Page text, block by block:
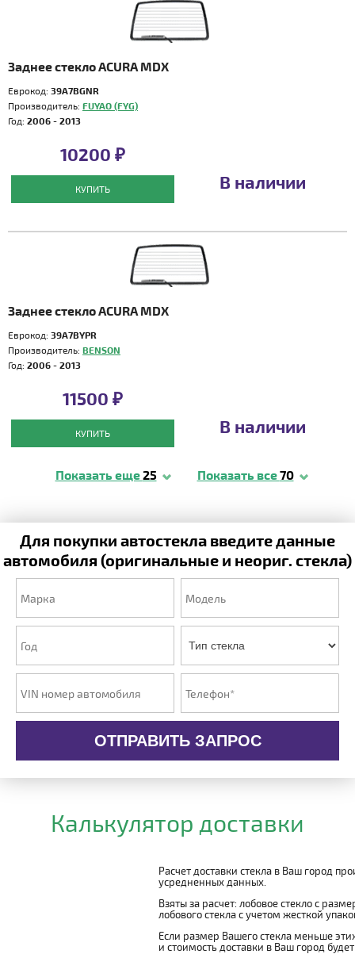
Заднее стекло ACURA MDX
Еврокод: 39A7BGNR
Производитель: FUYAO (FYG)
Год: 2006 - 2013
10200 ₽
КУПИТЬ В наличии
Заднее стекло ACURA MDX
Еврокод: 39A7BYPR
Производитель: BENSON
Год: 2006 - 2013
11500 ₽
КУПИТЬ В наличии
Показать еще25 Показать все70
Для покупки автостекла введите данные
автомобиля (оригинальные и неориг. стекла)
ОТПРАВИТЬ ЗАПРОС
Калькулятор доставки
Расчет доставки стекла в Ваш город
усредненных данных.
Взяты за расчет: лобовое стекло с
лобового стекла с учетом жесткой
Если размер Вашего стекла меньше
и стоимость доставки в Ваш город